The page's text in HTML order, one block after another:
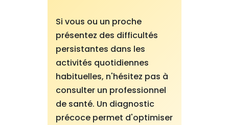
Si vous ou un proche
présentez des difficultés
persistantes dans les
activités quotidiennes
habituelles, n'hésitez pas à
consulter un professionnel
de santé. Un diagnostic
précoce permet d'optimiser